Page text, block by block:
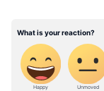
பாலாஜி!!